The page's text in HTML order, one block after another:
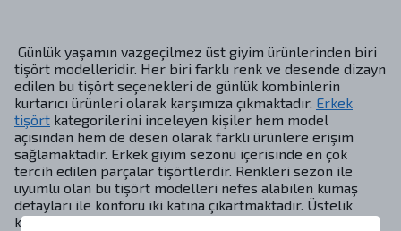
Günlük yaşamın vazgeçilmez üst giyim ürünlerinden biri
tişört modelleridir. Her biri farklı renk ve desende dizayn
edilen bu tişört seçenekleri de günlük kombinlerin
kurtarıcı ürünleri olarak karşımıza çıkmaktadır. Erkek
tişört kategorilerini inceleyen kişiler hem model
açısından hem de desen olarak farklı ürünlere erişim
sağlamaktadır. Erkek giyim sezonu içerisinde en çok
tercih edilen parçalar tişörtlerdir. Renkleri sezon ile
uyumlu olan bu tişört modelleri nefes alabilen kumaş
detayları ile konforu iki katına çıkartmaktadır. Üstelik
kalıplar tamamen kişiyi rahat ettirmektedir.